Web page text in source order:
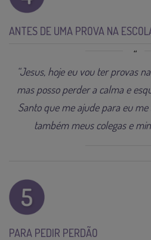
ANTES DE UMA PROVA NA
“Jesus, hoje eu vou ter provas
mas posso perder a calma e
Santo que me ajude para eu
também meus colegas e
PARA PEDIR PERDÃO